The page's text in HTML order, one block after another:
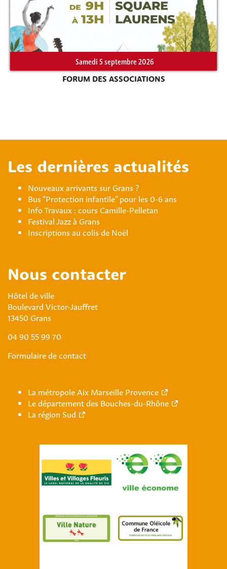
Samedi 5 septembre 2026
FORUM DES ASSOCIATIONS
Les dernières actualités
Nouveaux arrivants sur Grans ?
Bus “Protection infantile” pour les 0-6 ans
Info Travaux : cours Camille-Pelletan
Festival Jazz à Grans
Inscriptions au colis de Noël
Nous contacter
Hôtel de ville
Boulevard Victor-Jauffret
13450 Grans
04 90 55 99 70
Formulaire de contact
La métropole Aix Marseille Provence
Le département des Bouches-du-Rhône
La région Sud